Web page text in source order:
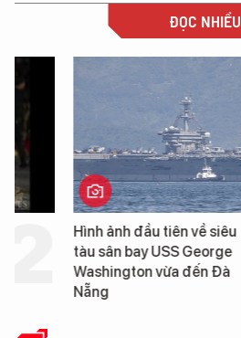
ĐỌC NHIỀU
Hình ảnh đầu tiên về siêu
tàu sân bay USS George
Washington vừa đến Đà